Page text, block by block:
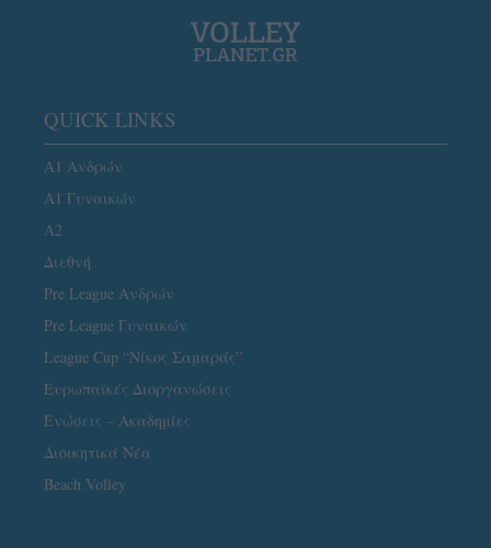
QUICK LINKS
Α1 Ανδρών
Α1 Γυναικών
A2
Διεθνή
Pre League Ανδρών
Pre League Γυναικών
League Cup “Νίκος Σαμαράς”
Ευρωπαϊκές Διοργανώσεις
Ενώσεις – Ακαδημίες
Διοικητικά Νέα
Beach Volley